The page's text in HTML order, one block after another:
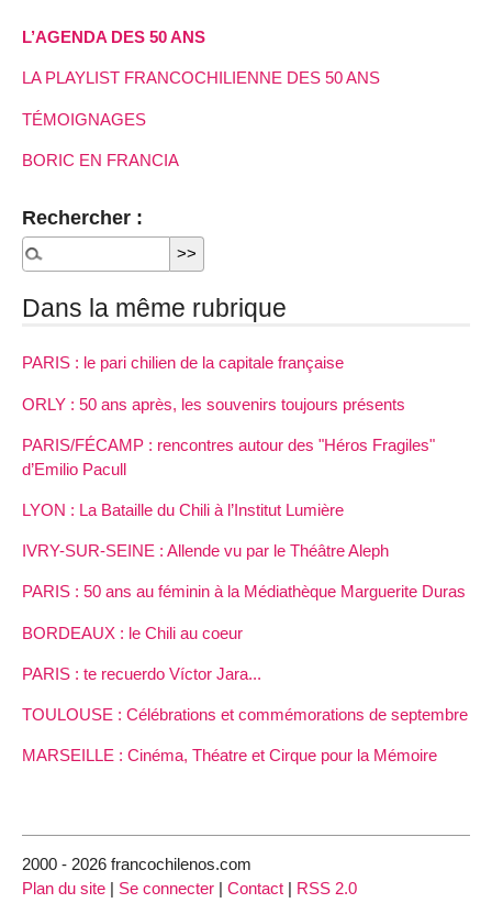
L’AGENDA DES 50 ANS
LA PLAYLIST FRANCOCHILIENNE DES 50 ANS
TÉMOIGNAGES
BORIC EN FRANCIA
Rechercher :
Dans la même rubrique
PARIS : le pari chilien de la capitale française
ORLY : 50 ans après, les souvenirs toujours présents
PARIS/FÉCAMP : rencontres autour des "Héros Fragiles"
d’Emilio Pacull
LYON : La Bataille du Chili à l’Institut Lumière
IVRY-SUR-SEINE : Allende vu par le Théâtre Aleph
PARIS : 50 ans au féminin à la Médiathèque Marguerite Duras
BORDEAUX : le Chili au coeur
PARIS : te recuerdo Víctor Jara...
TOULOUSE : Célébrations et commémorations de septembre
MARSEILLE : Cinéma, Théatre et Cirque pour la Mémoire
2000 - 2026 francochilenos.com
Plan du site | Se connecter | Contact | RSS 2.0